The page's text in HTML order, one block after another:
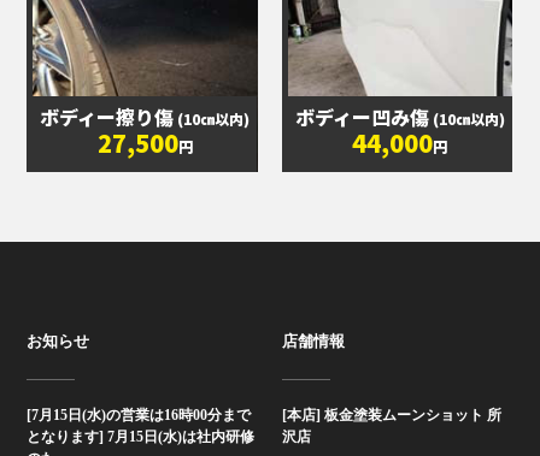
ボディー擦り傷 (10㎝以内)
27,500円
ボディー凹み傷 (10㎝以内)
44,000円
お知らせ
[7月15日(水)の営業は16時00分まで
となります] 7月15日(水)は社内研修
店舗情報
[本店] 板金塗装ムーンショット 所
沢店